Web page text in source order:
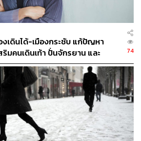
งเดินได้-เมืองกระชับ แก้ปัญหา
ริมคนเดินเท้า ปั่นจักรยาน และ
74